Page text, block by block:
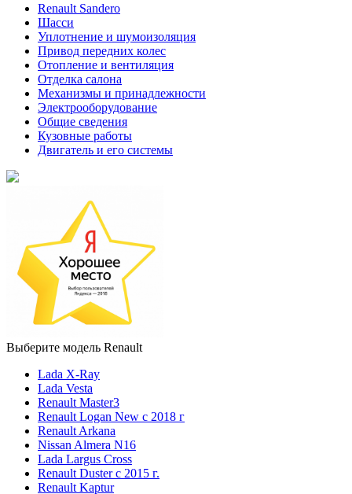
Renault Sandero
Шасси
Уплотнение и шумоизоляция
Привод передних колес
Отопление и вентиляция
Отделка салона
Механизмы и принадлежности
Электрооборудование
Общие сведения
Кузовные работы
Двигатель и его системы
Выберите модель Renault
Lada X-Ray
Lada Vesta
Renault Master3
Renault Logan New с 2018 г
Renault Arkana
Nissan Almera N16
Lada Largus Cross
Renault Duster с 2015 г.
Renault Kaptur